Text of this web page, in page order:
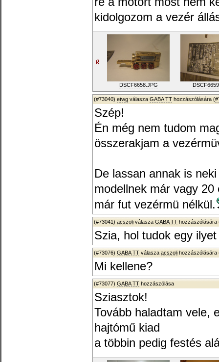
kidolgozom a vezér
DSCF6658.JPG
(#73040) etwg válasza GABA TT hozzászólására (
Szép!
Én még nem tudom
összerakjam a
De lassan annak is
modellnek már vagy
már fut vezérmü nélkül.
(#73041) acszoli válasza GABA TT hozzászólására
Szia, hol tudok egy
(#73076) GABA TT válasza acszoli hozzászólására
Mi kellene?
(#73077) GABA TT hozzászólása
Sziasztok!
Tovább haladtam vele,
hajtómű kiad
a többin pedig festés